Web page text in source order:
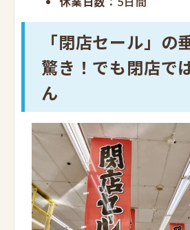
「閉店セール」の
驚き！でも閉店で
ん